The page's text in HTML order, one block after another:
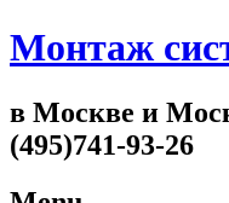
Монтаж
в Москве и
(495)741-93-26